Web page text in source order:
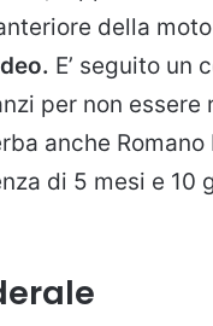
della
E’ seguito un
per non essere
anche
di 5 mesi e 10